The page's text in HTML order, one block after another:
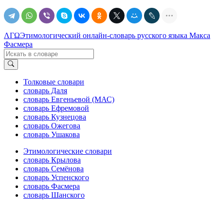
ΛΓΩЭтимологический онлайн-словарь русского языка Макса
Фасмера
Толковые словари
словарь Даля
словарь Евгеньевой (МАС)
словарь Ефремовой
словарь Кузнецова
словарь Ожегова
словарь Ушакова
Этимологические словари
словарь Крылова
словарь Семёнова
словарь Успенского
словарь Фасмера
словарь Шанского